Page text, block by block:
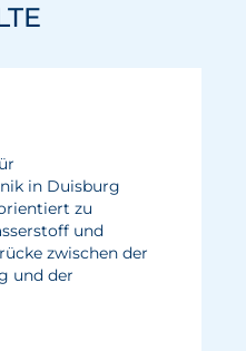
in Duisburg
zu
und
zwischen der
und der